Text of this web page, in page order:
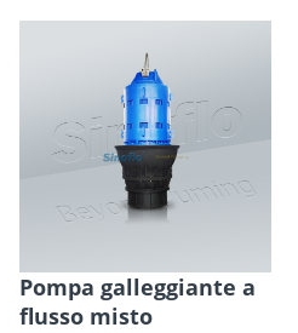
Pompa galleggiante a
flusso misto